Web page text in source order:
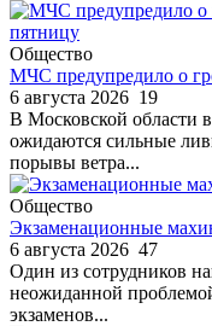
Общество
МЧС предупредило о
6 августа 2026 19
В Московской области
ожидаются сильные
порывы ветра...
Общество
Экзаменационные
6 августа 2026 47
Один из сотрудников
неожиданной
экзаменов...